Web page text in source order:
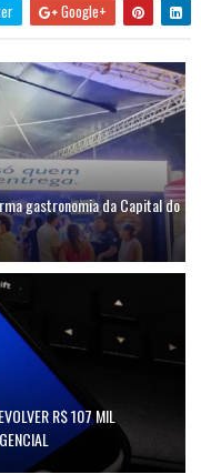
Google+
gastronomia da Capital do
R$ 107 MIL